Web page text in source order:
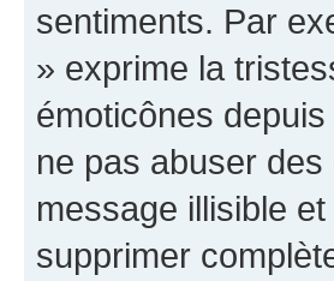
sentiments. Par
» exprime la
émoticônes
ne pas abuser
message illisible
supprimer